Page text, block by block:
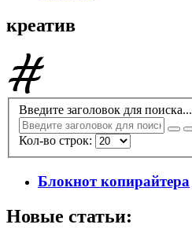
креатив
Введите заголовок для поиска...
Кол-во строк:
Блокнот копирайтера
Новые статьи: